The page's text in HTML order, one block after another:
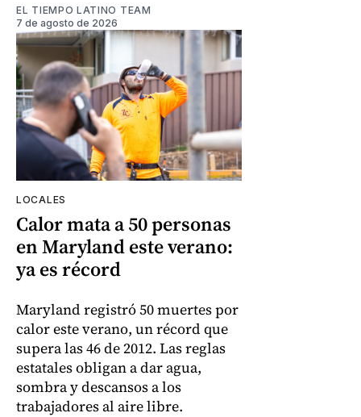
EL TIEMPO LATINO TEAM
7 de agosto de 2026
LOCALES
Calor mata a 50 personas
en Maryland este verano:
ya es récord
Maryland registró 50 muertes por
calor este verano, un récord que
supera las 46 de 2012. Las reglas
estatales obligan a dar agua,
sombra y descansos a los
trabajadores al aire libre.